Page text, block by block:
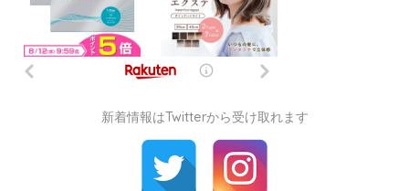
新着情報はTwitterから受け取れます